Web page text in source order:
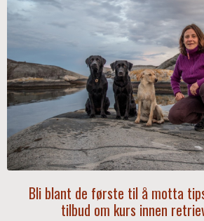
Bli blant de første til å motta
tilbud om kurs innen